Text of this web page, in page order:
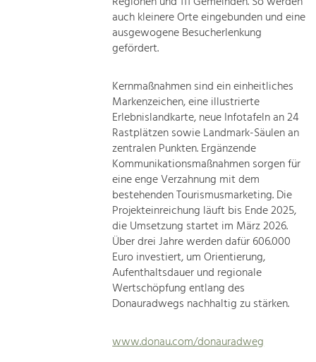
auch kleinere Orte eingebunden und eine
ausgewogene Besucherlenkung
gefördert.
Kernmaßnahmen sind ein einheitliches
Markenzeichen, eine illustrierte
Erlebnislandkarte, neue Infotafeln an 24
Rastplätzen sowie Landmark-Säulen an
zentralen Punkten. Ergänzende
Kommunikationsmaßnahmen sorgen für
eine enge Verzahnung mit dem
bestehenden Tourismusmarketing. Die
Projekteinreichung läuft bis Ende 2025,
die Umsetzung startet im März 2026.
Über drei Jahre werden dafür 606.000
Euro investiert, um Orientierung,
Aufenthaltsdauer und regionale
Wertschöpfung entlang des
Donauradwegs nachhaltig zu stärken.
www.donau.com/donauradweg